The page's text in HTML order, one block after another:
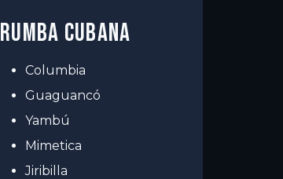
RUMBA CUBANA
Columbia
Guaguancó
Yambú
Mimetica
Jiribilla